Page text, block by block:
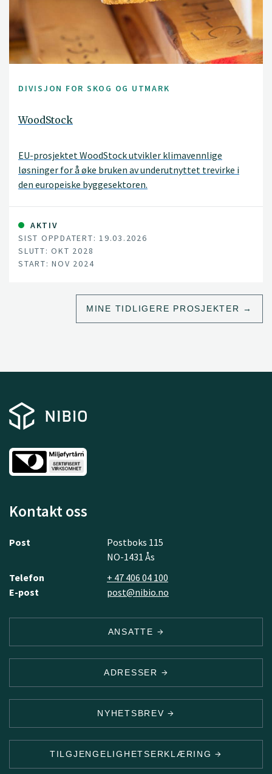
DIVISJON FOR SKOG OG UTMARK
WoodStock
EU-prosjektet WoodStock utvikler klimavennlige
løsninger for å øke bruken av underutnyttet trevirke i
den europeiske byggesektoren.
AKTIV
SIST OPPDATERT: 19.03.2026
SLUTT: OKT 2028
START: NOV 2024
MINE TIDLIGERE PROSJEKTER
Kontakt oss
Post
Postboks 115
NO-1431 Ås
Telefon
+ 47 406 04 100
E-post
post@nibio.no
ANSATTE
ADRESSER
NYHETSBREV
TILGJENGELIGHETSERKLÆRING